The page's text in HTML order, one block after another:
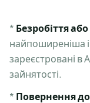
* Безробіття
найпоширеніша
зареєстровані в
зайнятості.
* Повернення